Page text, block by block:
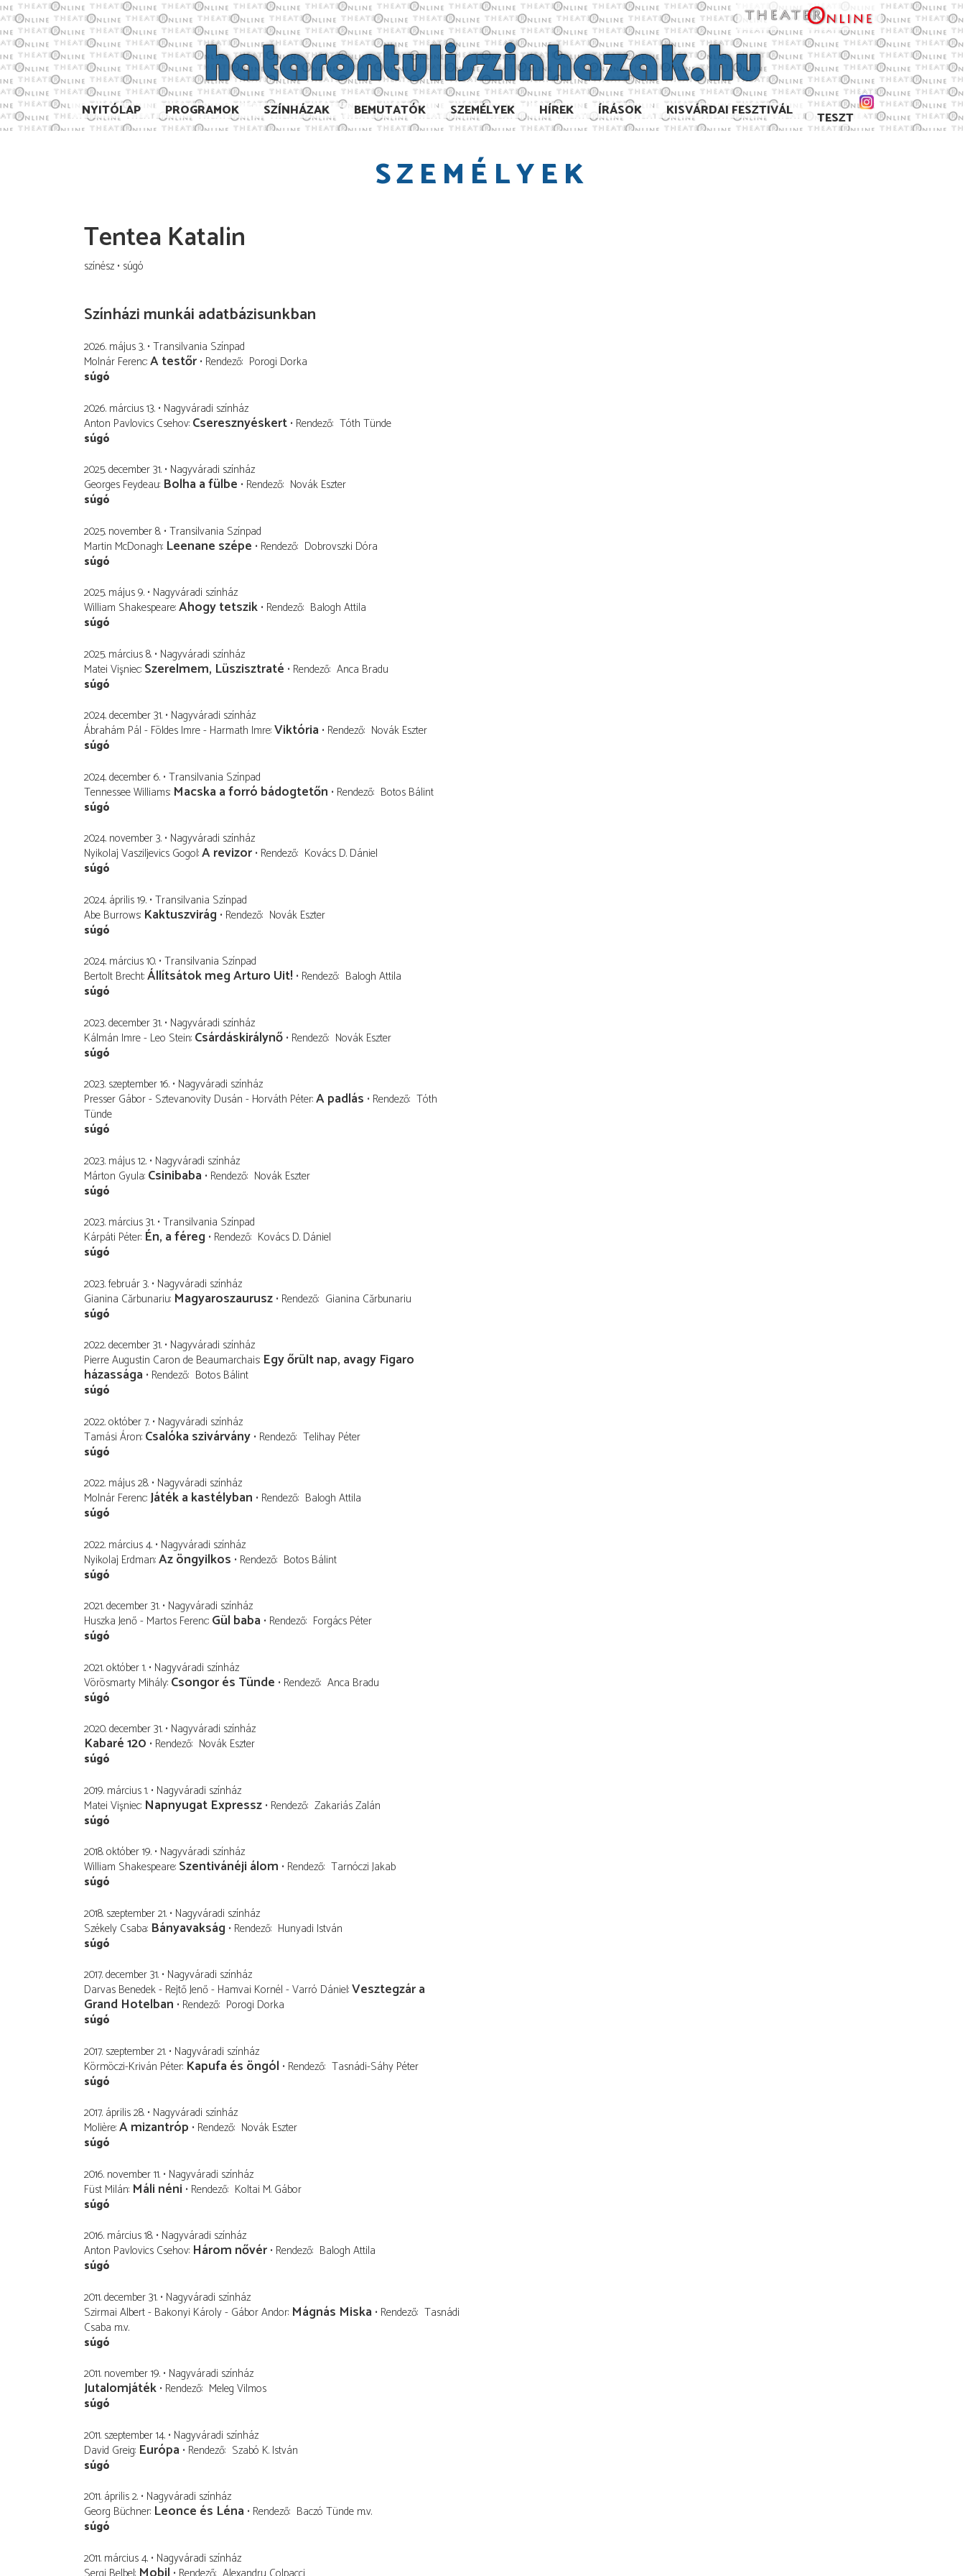
NYITÓLAP PROGRAMOK SZÍNHÁZAK BEMUTATÓK SZEMÉLYEK HÍREK ÍRÁSOK KISVÁRDAI FESZTIVÁL TESZT
SZEMÉLYEK
Tentea Katalin
színész súgó
Színházi munkái adatbázisunkban
2026. május 3. Transilvania Színpad
Molnár Ferenc A testőr Rendező Porogi Dorka
súgó
2026. március 13. Nagyváradi színház
Anton Pavlovics Csehov Cseresznyéskert Rendező Tóth Tünde
súgó
2025. december 31. Nagyváradi színház
Georges Feydeau Bolha a fülbe Rendező Novák Eszter
súgó
2025. november 8. Transilvania Színpad
Martin McDonagh Leenane szépe Rendező Dobrovszki Dóra
súgó
2025. május 9. Nagyváradi színház
William Shakespeare Ahogy tetszik Rendező Balogh Attila
súgó
2025. március 8. Nagyváradi színház
Matei Vişniec Szerelmem, Lüszisztraté Rendező Anca Bradu
súgó
2024. december 31. Nagyváradi színház
Ábrahám Pál - Földes Imre - Harmath Imre Viktória Rendező Novák Eszter
súgó
2024. december 6. Transilvania Színpad
Tennessee Williams Macska a forró bádogtetőn Rendező Botos Bálint
súgó
2024. november 3. Nagyváradi színház
Nyikolaj Vasziljevics Gogol A revizor Rendező Kovács D. Dániel
súgó
2024. április 19. Transilvania Színpad
Abe Burrows Kaktuszvirág Rendező Novák Eszter
súgó
2024. március 10. Transilvania Színpad
Bertolt Brecht Állítsátok meg Arturo Uit! Rendező Balogh Attila
súgó
2023. december 31. Nagyváradi színház
Kálmán Imre - Leo Stein Csárdáskirálynő Rendező Novák Eszter
súgó
2023. szeptember 16. Nagyváradi színház
Presser Gábor - Sztevanovity Dusán - Horváth Péter A padlás Rendező Tóth
Tünde
súgó
2023. május 12. Nagyváradi színház
Márton Gyula Csinibaba Rendező Novák Eszter
súgó
2023. március 31. Transilvania Színpad
Kárpáti Péter Én, a féreg Rendező Kovács D. Dániel
súgó
2023. február 3. Nagyváradi színház
Gianina Cărbunariu Magyaroszaurusz Rendező Gianina Cărbunariu
súgó
2022. december 31. Nagyváradi színház
Pierre Augustin Caron de Beaumarchais Egy őrült nap, avagy Figaro
házassága Rendező Botos Bálint
súgó
2022. október 7. Nagyváradi színház
Tamási Áron Csalóka szivárvány Rendező Telihay Péter
súgó
2022. május 28. Nagyváradi színház
Molnár Ferenc Játék a kastélyban Rendező Balogh Attila
súgó
2022. március 4. Nagyváradi színház
Nyikolaj Erdman Az öngyilkos Rendező Botos Bálint
súgó
2021. december 31. Nagyváradi színház
Huszka Jenő - Martos Ferenc Gül baba Rendező Forgács Péter
súgó
2021. október 1. Nagyváradi színház
Vörösmarty Mihály Csongor és Tünde Rendező Anca Bradu
súgó
2020. december 31. Nagyváradi színház
Kabaré 120 Rendező Novák Eszter
súgó
2019. március 1. Nagyváradi színház
Matei Vişniec Napnyugat Expressz Rendező Zakariás Zalán
súgó
2018. október 19. Nagyváradi színház
William Shakespeare Szentivánéji álom Rendező Tarnóczi Jakab
súgó
2018. szeptember 21. Nagyváradi színház
Székely Csaba Bányavakság Rendező Hunyadi István
súgó
2017. december 31. Nagyváradi színház
Darvas Benedek - Rejtő Jenő - Hamvai Kornél - Varró Dániel Vesztegzár a
Grand Hotelban Rendező Porogi Dorka
súgó
2017. szeptember 21. Nagyváradi színház
Körmöczi-Kriván Péter Kapufa és öngól Rendező Tasnádi-Sáhy Péter
súgó
2017. április 28. Nagyváradi színház
Molière A mizantróp Rendező Novák Eszter
súgó
2016. november 11. Nagyváradi színház
Füst Milán Máli néni Rendező Koltai M. Gábor
súgó
2016. március 18. Nagyváradi színház
Anton Pavlovics Csehov Három nővér Rendező Balogh Attila
súgó
2011. december 31. Nagyváradi színház
Szirmai Albert - Bakonyi Károly - Gábor Andor Mágnás Miska Rendező Tasnádi
Csaba m.v.
súgó
2011. november 19. Nagyváradi színház
Jutalomjáték Rendező Meleg Vilmos
súgó
2011. szeptember 14. Nagyváradi színház
David Greig Európa Rendező Szabó K. István
súgó
2011. április 2. Nagyváradi színház
Georg Büchner Leonce és Léna Rendező Baczó Tünde m.v.
súgó
2011. március 4. Nagyváradi színház